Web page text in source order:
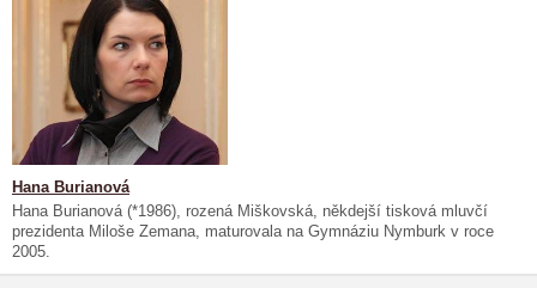
Hana Burianová
Hana Burianová (*1986), rozená Miškovská, někdejší tisková mluvčí
prezidenta Miloše Zemana, maturovala na Gymnáziu Nymburk v roce
2005.